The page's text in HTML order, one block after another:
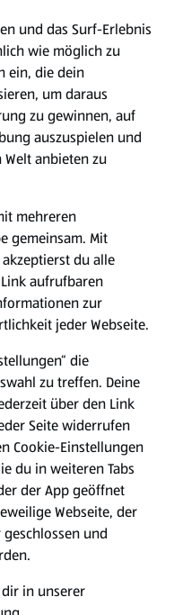
und das Surf-Erlebnis
wie möglich zu
ein, die dein
um daraus
zu gewinnen, auf
auszuspielen und
anbieten zu
mehreren
gemeinsam. Mit
du alle
aufrufbaren
zur
jeder Webseite.
die
zu treffen. Deine
über den Link
Seite widerrufen
Cookie-Einstellungen
du in weiteren Tabs
der App geöffnet
Webseite, der
und
in unserer